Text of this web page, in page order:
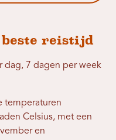
beste reistijd
dag, 7 dagen per week
temperaturen
Celsius, met een
en